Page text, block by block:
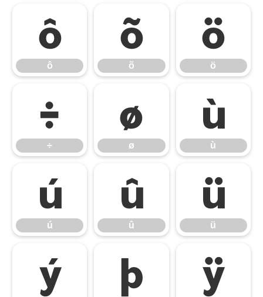
ô
ô
õ
õ
ö
ö
÷
÷
ø
ø
ù
ù
ú
ú
û
û
ü
ü
ý þ ÿ